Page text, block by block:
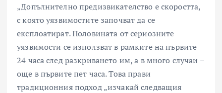
„Допълнително предизвикателство е скоростта,
с която уязвимостите започват да се
експлоатират. Половината от сериозните
уязвимости се използват в рамките на първите
24 часа след разкриването им, а в много случаи –
още в първите пет часа. Това прави
традиционния подход „изчакай следващия